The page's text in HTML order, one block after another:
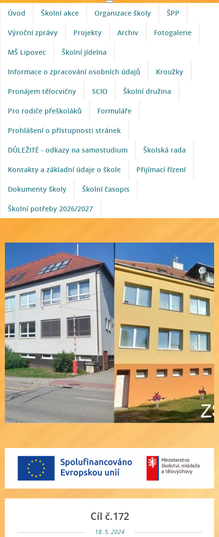
Úvod Školní akce Organizace školy ŠPP
Výroční zprávy Projekty Archiv Fotogalerie
MŠ Lipovec Školní jídelna
Informace o zpracování osobních údajů Kroužky
Pronájem tělocvičny SCIO Školní družina
Pro rodiče přeškoláků Formuláře
Prohlášení o přístupnosti stránek
DŮLEŽITÉ - odkazy na samostudium Školská rada
Kontakty a základní údaje o škole Přijímací řízení
Dokumenty školy Školní časopis
Školní potřeby 2026/2027
Cíl č.172
18. 5. 2024